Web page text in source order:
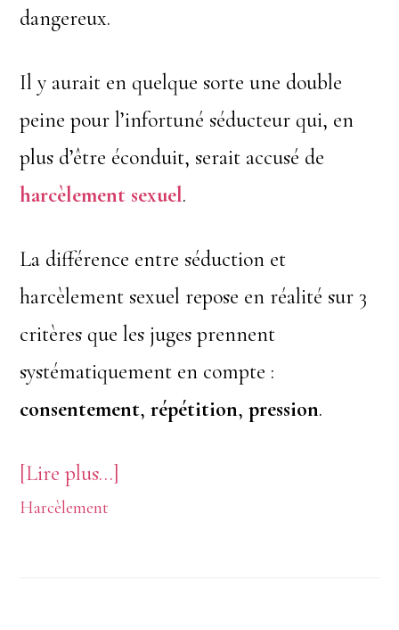
dangereux.
Il y aurait en quelque sorte une double
peine pour l’infortuné séducteur qui, en
plus d’être éconduit, serait accusé de
harcèlement sexuel.
La différence entre séduction et
harcèlement sexuel repose en réalité sur 3
critères que les juges prennent
systématiquement en compte :
consentement,répétition,pression.
[Lire plus…]
Harcèlement